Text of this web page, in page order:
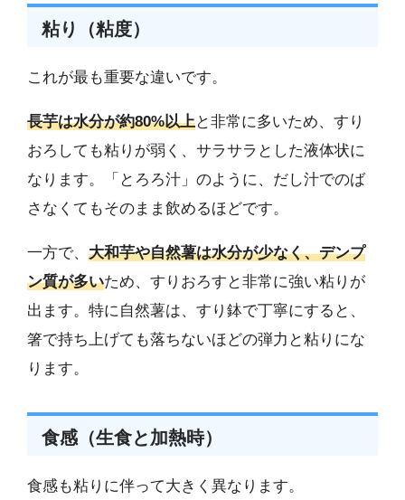
粘り（粘度）
これが最も重要な違いです。
長芋は水分が約80%以上と非常に多いため、すり
おろしても粘りが弱く、サラサラとした液体状に
なります。「とろろ汁」のように、だし汁でのば
さなくてもそのまま飲めるほどです。
一方で、 大和芋や自然薯は水分が少なく、デンプ
ン質が多いため、すりおろすと非常に強い粘りが
出ます。特に自然薯は、すり鉢で丁寧にすると、
箸で持ち上げても落ちないほどの弾力と粘りにな
ります。
食感（生食と加熱時）
食感も粘りに伴って大きく異なります。